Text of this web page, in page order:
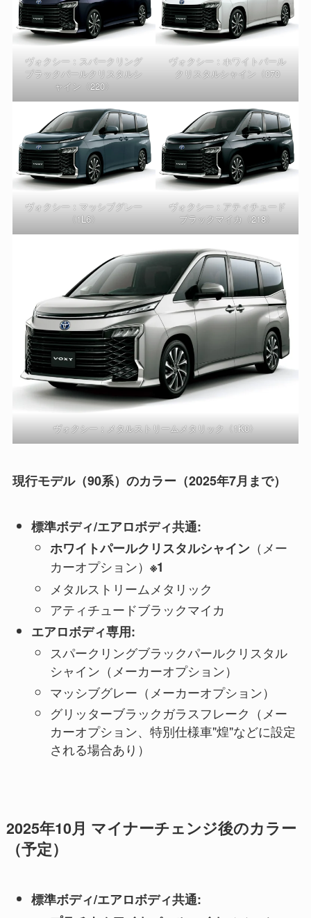
ヴォクシー：スパークリング
ブラックパールクリスタルシ
ャイン〈220〉
ヴォクシー：ホワイトパール
クリスタルシャイン〈070
ヴォクシー：マッシブグレー
〈1L6〉
ヴォクシー：アティチュード
ブラックマイカ〈218〉
ヴォクシー：メタルストリームメタリック〈1K0〉
現行モデル（90系）のカラー（2025年7月まで）
標準ボディ/エアロボディ共通:
ホワイトパールクリスタルシャイン（メー
カーオプション） ※1
メタルストリームメタリック
アティチュードブラックマイカ
エアロボディ専用:
スパークリングブラックパールクリスタル
シャイン（メーカーオプション）
マッシブグレー（メーカーオプション）
グリッターブラックガラスフレーク（メー
カーオプション、特別仕様車"煌"などに設定
される場合あり）
2025年10月 マイナーチェンジ後のカラー
（予定）
標準ボディ/エアロボディ共通: